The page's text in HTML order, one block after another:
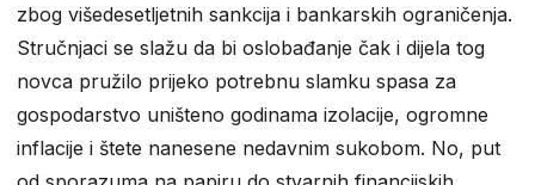
zbog višedesetljetnih sankcija i bankarskih ograničenja.
Stručnjaci se slažu da bi oslobađanje čak i dijela tog
novca pružilo prijeko potrebnu slamku spasa za
gospodarstvo uništeno godinama izolacije, ogromne
inflacije i štete nanesene nedavnim sukobom. No, put